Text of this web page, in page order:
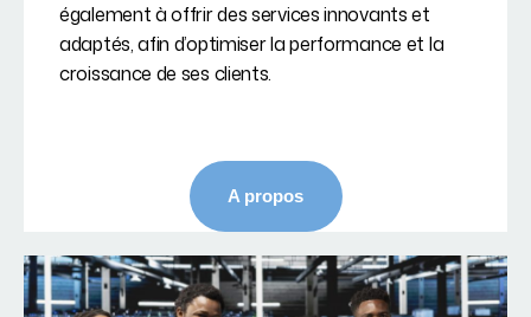
également à offrir des services innovants et
adaptés, afin d’optimiser la performance et la
croissance de ses clients.